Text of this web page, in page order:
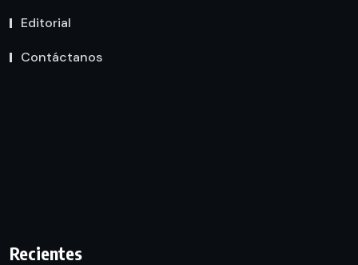
Editorial
Contáctanos
Recientes